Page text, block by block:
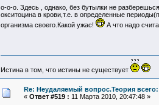
о-о-о. Здесь , однако, без бутылки не разберешься
окситоцина в крови,т.е. в определенные
организма своего.Какой ужас!
А что надо
Истина в том, что истины не существует
Re: Неудаляемый вопрос.Теория
« Ответ #519 : 11 Марта 2010, 20:47:48 »